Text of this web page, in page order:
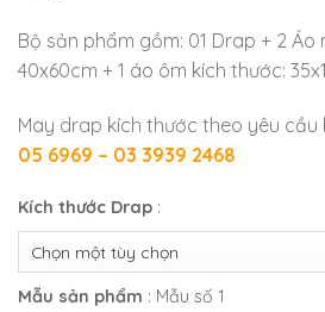
Bộ sản phẩm gồm: 01 Drap + 2 Áo
40x60cm + 1 áo ôm kích thước:
May drap kích thước theo yêu cầu
05 6969 – 03 3939 2468
Kích thước Drap :
Mẫu sản phẩm : Mẫu số 1